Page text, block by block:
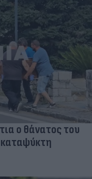
ο θάνατος του
καταψύκτη